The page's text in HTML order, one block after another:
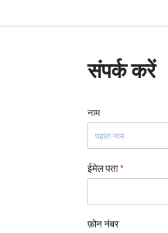
संपर्क करें
नाम
ईमेल पता*
फ़ोन नंबर